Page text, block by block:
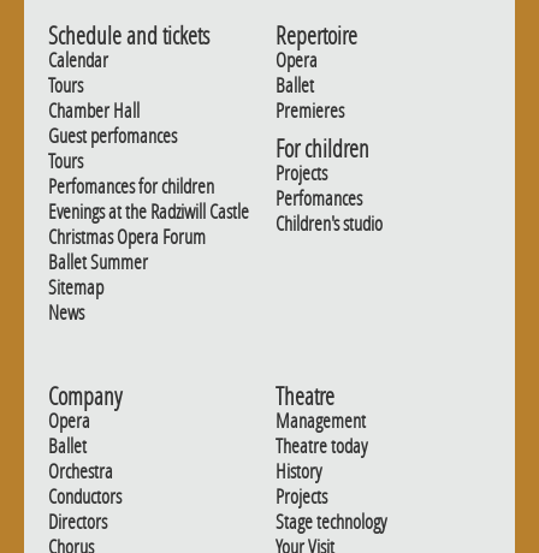
Schedule and tickets
Calendar
Tours
Chamber Hall
Guest perfomances
Tours
Perfomances for children
Evenings at the Radziwill Castle
Christmas Opera Forum
Ballet Summer
Sitemap
News
Repertoire
Opera
Ballet
Premieres
For children
Projects
Perfomances
Children's studio
Company
Opera
Ballet
Orchestra
Conductors
Directors
Chorus
Theatre
Management
Theatre today
History
Projects
Stage technology
Your Visit